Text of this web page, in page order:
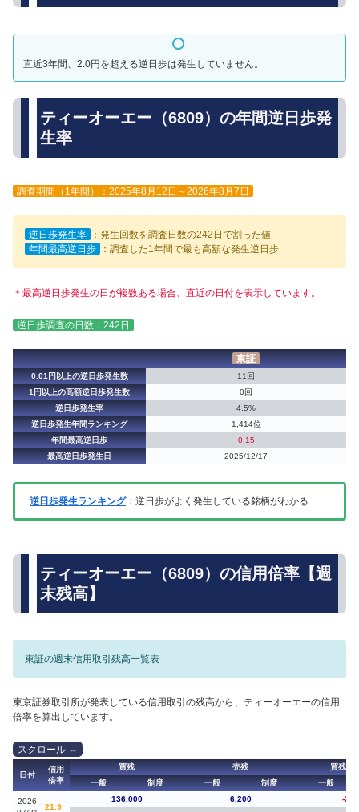
直近3年間、2.0円を超える逆日歩は発生していません。
ティーオーエー（6809）の年間逆日歩発
生率
調査期間（1年間）：2025年8月12日～2026年8月7日
逆日歩発生率
：発生回数を調査日数の242日で割った値
年間最高逆日歩
：調査した1年間で最も高額な発生逆日歩
＊最高逆日歩発生の日が複数ある場合、直近の日付を表示しています。
逆日歩調査の日数：242日
東証
0.01円以上の逆日歩発生数
11回
1円以上の高額逆日歩発生数
0回
逆日歩発生率
4.5%
逆日歩発生年間ランキング
1,414位
年間最高逆日歩
0.15
最高逆日歩発生日
2025/12/17
逆日歩発生ランキング：逆日歩がよく発生している銘柄がわかる
ティーオーエー（6809）の信用倍率【週
末残高】
東証の週末信用取引残高一覧表
東京証券取引所が発表している信用取引の残高から、ティーオーエーの信用
倍率を算出しています。
日付
信用
倍率
買残 売残
買残（
一般
制度 一般 制度 一般
2026
21.9
136,000 6,200
-